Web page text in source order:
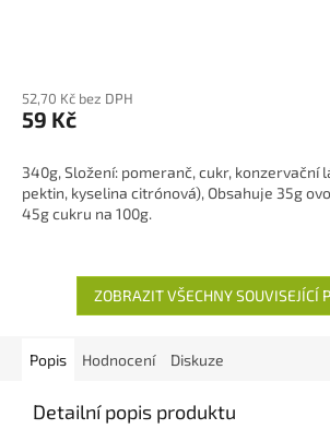
produktu
je
z
5
hvězdiček.
52,70 Kč bez DPH
59 Kč
340g, Složení: pomeranč, cukr, konzervační
pektin, kyselina citrónová), Obsahuje 35g
45g cukru na 100g.
ZOBRAZIT VŠECHNY SOUVISEJÍCÍ
Popis Hodnocení Diskuze
Detailní popis produktu